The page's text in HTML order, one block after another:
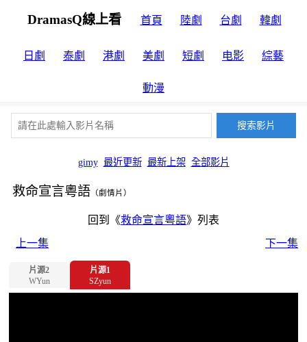
DramasQ線上看 首頁 陸劇 台劇 韓劇
日劇 泰劇 港劇 美劇 短劇 电影 綜藝
動漫
gimy 最近更新 最新上架 全部影片
救命宣言粵語 （劇情片）
回到《救命宣言粵語》列表
上一集
下一集
片源2
WYun
片源1
SZyun